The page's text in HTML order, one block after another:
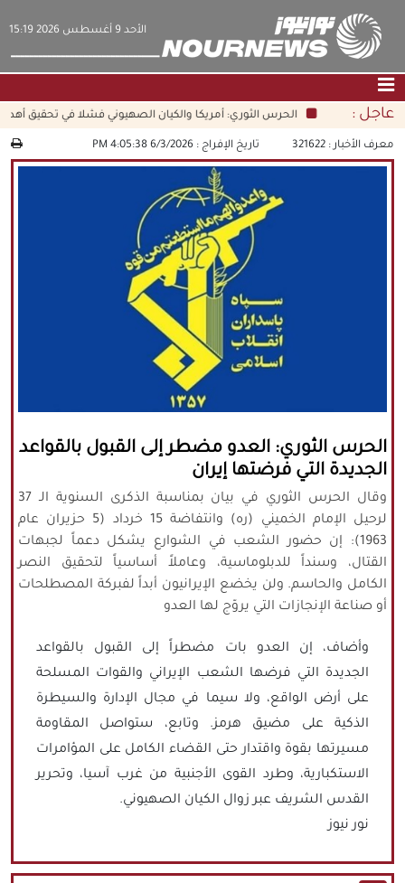
‫‫الأحد‬‬ 9 أغسطس 2026 15:19
الصفحة الرئيسية|التواصل معنا| من نحن
الثقافة والمجتمع
English
|العربيه
русский|中文
|
كافة الحقوق محفوظة لموقع نورنيوز
يُرجى ذكر المصدر عند نقل أي موضوع عن
موقعنا
عاجل : الحرس الثوري: أمريكا والكيان الصهيوني فشلا في تحقيق
معرف الأخبار : 321622 تاريخ الإفراج :6/3/2026 4:05:38 PM
الحرس الثوري: العدو مضطر إلى القبول بالقواعد
الجديدة التي فرضتها إيران
وقال الحرس الثوري في بيان بمناسبة الذكرى السنوية الـ 37
لرحيل الإمام الخميني (ره) وانتفاضة 15 خرداد (5 حزيران عام
1963): إن حضور الشعب في الشوارع يشكل دعماً لجبهات
القتال، وسنداً للدبلوماسية، وعاملاً أساسياً لتحقيق النصر
الكامل والحاسم. ولن يخضع الإيرانيون أبداً لفبركة المصطلحات
أو صناعة الإنجازات التي يروّج لها العدو
وأضاف، إن العدو بات مضطراً إلى القبول بالقواعد
الجديدة التي فرضها الشعب الإيراني والقوات المسلحة
على أرض الواقع، ولا سيما في مجال الإدارة والسيطرة
الذكية على مضيق هرمز. وتابع، ستواصل المقاومة
مسيرتها بقوة واقتدار حتى القضاء الكامل على المؤامرات
الاستكبارية، وطرد القوى الأجنبية من غرب آسيا، وتحرير
القدس الشريف عبر زوال الكيان الصهيوني.
نور نيوز